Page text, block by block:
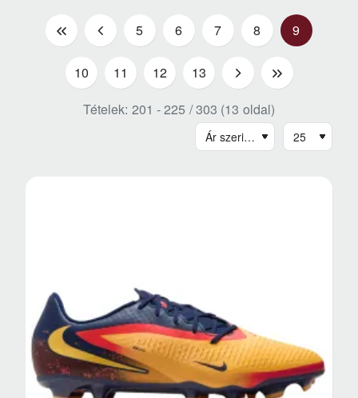
|
< < 5 6 7 8 9
10 11 12 13 >
>|
Tételek: 201 - 225 / 303 (13 oldal)